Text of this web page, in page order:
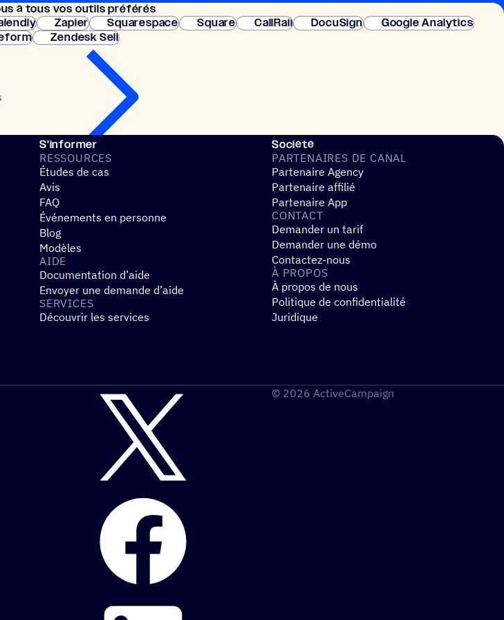
Configuration instantanée.
à tous vos outils préférés
Zapier Squarespace Square CallRail DocuSign
Google Analytics
Zendesk Sell
S’informer
RESSOURCES
Études de cas
Avis
FAQ
Événements en personne
Blog
Modèles
AIDE
Documentation d’aide
Envoyer une demande d’aide
SERVICES
Découvrir les services
Société
PARTE­NAIRES DE CANAL
Partenaire Agency
Partenaire affilié
Partenaire App
CONTACT
Demander un tarif
Demander une démo
Contactez-nous
À PROPOS
À propos de nous
Politique de confidentialité
Juridique
© 2026 ActiveCampaign